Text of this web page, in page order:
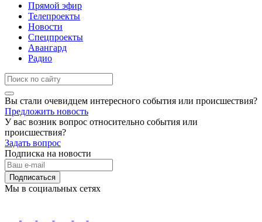
Прямой эфир
Телепроекты
Новости
Спецпроекты
Авангард
Радио
Вы стали очевидцем интересного события или происшествия?
Предложить новость
У вас возник вопрос относительно события или
происшествия?
Задать вопрос
Подписка на новости
Подписаться
Мы в социальных сетях